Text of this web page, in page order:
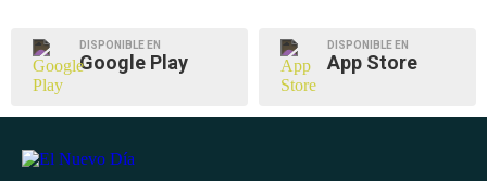
DISPONIBLE EN
Google Play
DISPONIBLE EN
App Store